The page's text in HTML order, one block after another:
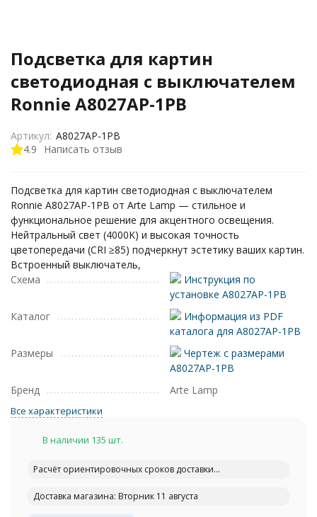
Подсветка для картин
светодиодная с выключателем
Ronnie A8027AP-1PB
4.9 Написать отзыв
Артикул: A8027AP-1PB
Подсветка для картин светодиодная с выключателем
Ronnie A8027AP-1PB от Arte Lamp — стильное и
функциональное решение для акцентного освещения.
Нейтральный свет (4000K) и высокая точность
цветопередачи (CRI ≥85) подчеркнут эстетику ваших картин.
Встроенный выключатель,
Схема
Инструкция по
установке A8027AP-1PB
Каталог
Информация из PDF
каталога для A8027AP-1PB
Размеры
Чертеж с размерами
A8027AP-1PB
Бренд
Arte Lamp
Все характеристики
В наличии 135 шт.
Расчёт ориентировочных сроков доставки...
Доставка магазина: Вторник 11 августа